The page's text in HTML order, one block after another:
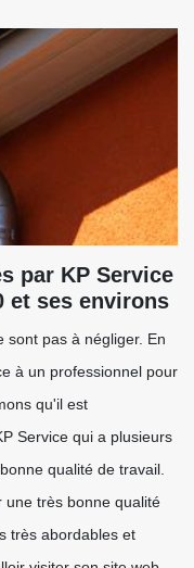
par KP Service
et ses environs
sont pas à négliger. En
à un professionnel pour
qu'il est
Service qui a plusieurs
qualité de travail.
une très bonne qualité
très abordables et